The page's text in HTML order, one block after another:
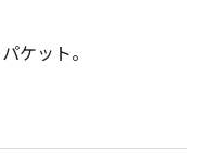
ケット。